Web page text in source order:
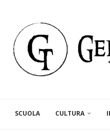
SCUOLA CULTURA